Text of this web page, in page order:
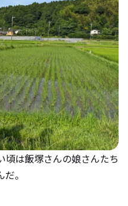
は飯塚さんの娘さんたち
。